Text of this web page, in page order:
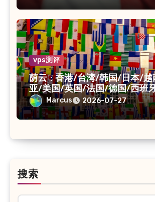
vps测评
荫云 : 香港/台湾/韩国/日本/越
亚/美国/英国/法国/德国/西班
VPS/原生IP /住宅IP/双ISP
Marcus 2026-07-27
搜索